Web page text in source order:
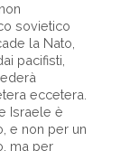
sovietico
la Nato,
pacifisti,
eccetera.
Israele è
e non per un
ma per